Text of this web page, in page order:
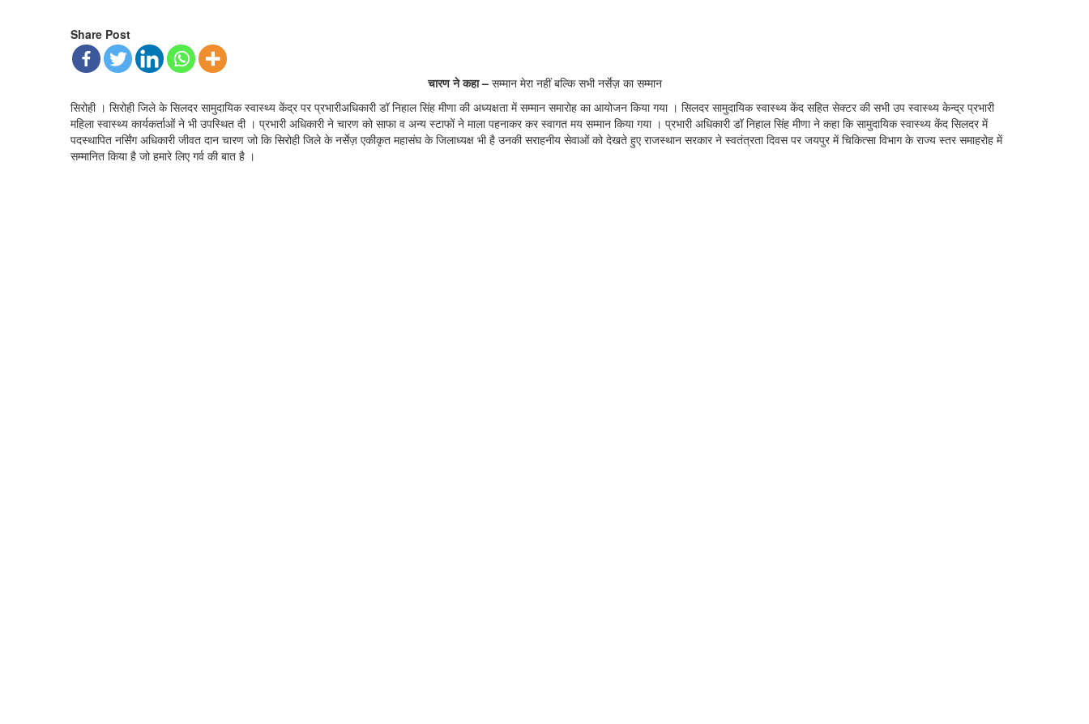
Share Post
चारण ने कहा –सम्मान मेरा नहीं बल्कि सभी नर्सेज़ का सम्मान
सिरोही । सिरोही जिले के सिलदर सामुदायिक स्वास्थ्य केंद्र पर प्रभारीअधिकारी डॉ निहाल सिंह मीणा की अध्यक्षता में सम्मान समारोह का आयोजन किया गया । सिलदर सामुदायिक स्वास्थ्य केंद सहित सेक्टर की सभी उप स्वास्थ्य केन्द्र प्रभारी
महिला स्वास्थ्य कार्यकर्ताओं ने भी उपस्थित दी । प्रभारी अधिकारी ने चारण को साफा व अन्य स्टाफों ने माला पहनाकर कर स्वागत मय सम्मान किया गया । प्रभारी अधिकारी डॉ निहाल सिंह मीणा ने कहा कि सामुदायिक स्वास्थ्य केंद सिलदर में
पदस्थापित नर्सिंग अधिकारी जीवत दान चारण जो कि सिरोही जिले के नर्सेज़ एकीकृत महासंघ के जिलाध्यक्ष भी है उनकी सराहनीय सेवाओं को देखते हुए राजस्थान सरकार ने स्वतंत्रता दिवस पर जयपुर में चिकित्सा विभाग के राज्य स्तर समाहरोह में
सम्मानित किया है जो हमारे लिए गर्व की बात है ।